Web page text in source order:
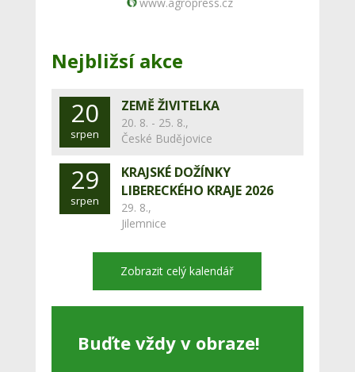
Nejbližsí akce
20
srpen
ZEMĚ ŽIVITELKA
20. 8. - 25. 8.,
České Budějovice
29
srpen
KRAJSKÉ DOŽÍNKY
LIBERECKÉHO KRAJE 2026
29. 8.,
Jilemnice
Zobrazit celý kalendář
Buďte vždy v obraze!